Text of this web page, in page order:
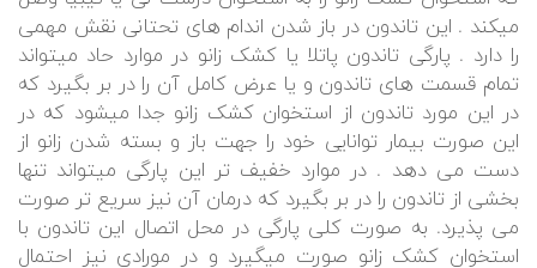
میکند . این تاندون در باز شدن اندام های تحتانی نقش مهمی
را دارد . پارگی تاندون پاتلا یا کشک زانو در موارد حاد میتواند
تمام قسمت های تاندون و یا عرض کامل آن را در بر بگیرد که
در این مورد تاندون از استخوان کشک زانو جدا میشود که در
این صورت بیمار توانایی خود را جهت باز و بسته شدن زانو از
دست می دهد . در موارد خفیف تر این پارگی میتواند تنها
بخشی از تاندون را در بر بگیرد که درمان آن نیز سریع تر صورت
می پذیرد. به صورت کلی پارگی در محل اتصال این تاندون با
استخوان کشک زانو صورت میگیرد و در مورادی نیز احتمال